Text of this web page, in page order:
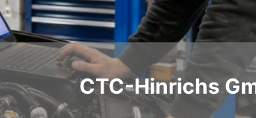
CTC-Hinrichs